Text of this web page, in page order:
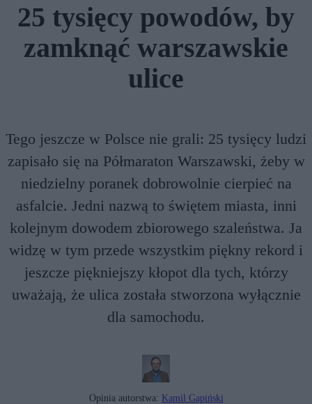
25 tysięcy powodów, by
zamknąć warszawskie
ulice
Tego jeszcze w Polsce nie grali: 25 tysięcy ludzi
zapisało się na Półmaraton Warszawski, żeby w
niedzielny poranek dobrowolnie cierpieć na
asfalcie. Jedni nazwą to świętem miasta, inni
kolejnym dowodem zbiorowego szaleństwa. Ja
widzę w tym przede wszystkim piękny rekord i
jeszcze piękniejszy kłopot dla tych, którzy
uważają, że ulica została stworzona wyłącznie
dla samochodu.
Opinia autorstwa: Kamil Gapiński